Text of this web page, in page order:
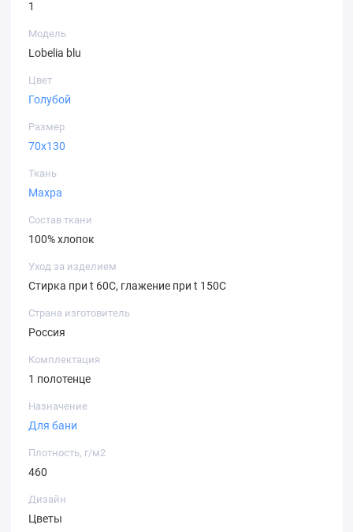
1
Модель
Lobelia blu
Цвет
Голубой
Размер
70х130
Ткань
Махра
Состав ткани
100% хлопок
Уход за изделием
Стирка при t 60С, глажение при t 150C
Страна изготовитель
Россия
Комплектация
1 полотенце
Назначение
Для бани
Плотность, г/м2
460
Дизайн
Цветы